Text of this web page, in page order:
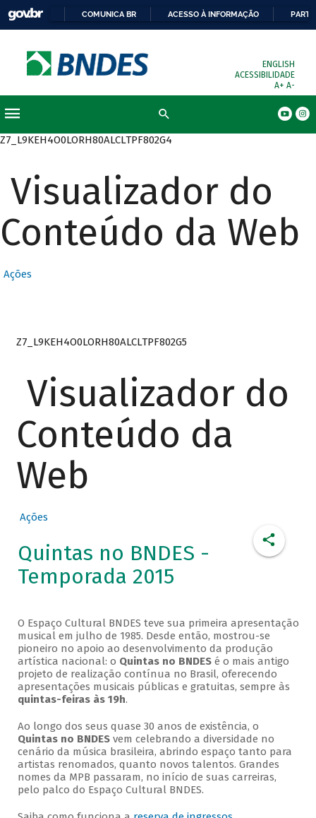
COMUNICA BR ACESSO À INFORMAÇÃO
ENGLISH
ACESSIBILIDADE
A+ A-
Z7_L9KEH4O0LORH80ALCLTPF802G4
Visualizador do
Conteúdo da Web
Ações
Z7_L9KEH4O0LORH80ALCLTPF802G5
Visualizador do
Conteúdo da
Web
Ações
Quintas no BNDES -
Temporada 2015
O Espaço Cultural BNDES teve sua primeira apresentação
musical em julho de 1985. Desde então, mostrou-se
pioneiro no apoio ao desenvolvimento da produção
artística nacional: o Quintas no BNDESé o mais antigo
projeto de realização contínua no Brasil, oferecendo
apresentações musicais públicas e gratuitas, sempre às
quintas-feiras às 19h.
Ao longo dos seus quase 30 anos de existência, o
Quintas no BNDESvem celebrando a diversidade no
cenário da música brasileira, abrindo espaço tanto para
artistas renomados, quanto novos talentos. Grandes
nomes da MPB passaram, no início de suas carreiras,
pelo palco do Espaço Cultural BNDES.